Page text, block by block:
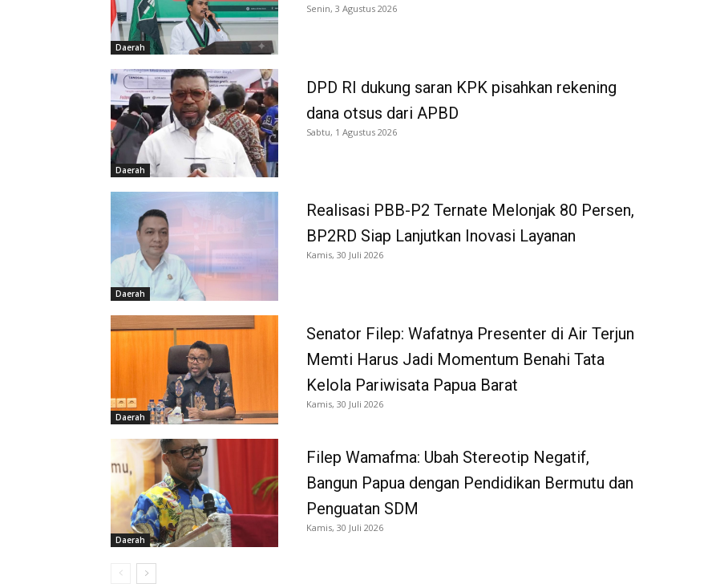
Daerah
Senin, 3 Agustus 2026
Daerah
DPD RI dukung saran KPK pisahkan rekening
dana otsus dari APBD
Sabtu, 1 Agustus 2026
Daerah
Realisasi PBB-P2 Ternate Melonjak 80 Persen,
BP2RD Siap Lanjutkan Inovasi Layanan
Kamis, 30 Juli 2026
Daerah
Senator Filep: Wafatnya Presenter di Air Terjun
Memti Harus Jadi Momentum Benahi Tata
Kelola Pariwisata Papua Barat
Kamis, 30 Juli 2026
Daerah
Filep Wamafma: Ubah Stereotip Negatif,
Bangun Papua dengan Pendidikan Bermutu dan
Penguatan SDM
Kamis, 30 Juli 2026